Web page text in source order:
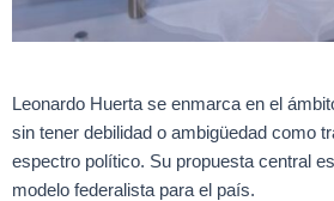
Leonardo Huerta se enmarca en el
sin tener debilidad o ambigüedad como
espectro político. Su propuesta central
modelo federalista para el país.